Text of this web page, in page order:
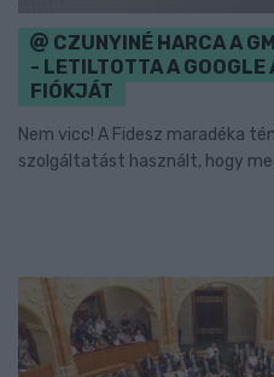
CZUNYINÉ HARCA A
- LETILTOTTA A GOOGLE
FIÓKJÁT
Nem vicc! A Fidesz maradéka
szolgáltatást használt, hogy